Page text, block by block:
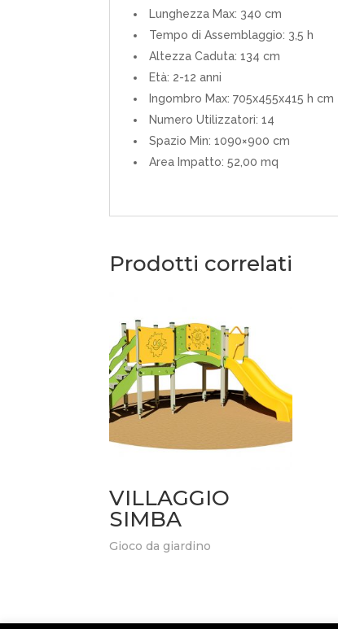
Lunghezza Max: 340 cm
Tempo di Assemblaggio: 3,5 h
Altezza Caduta: 134 cm
Età: 2-12 anni
Ingombro Max: 705x455x415 h cm
Numero Utilizzatori: 14
Spazio Min: 1090×900 cm
Area Impatto: 52,00 mq
Prodotti correlati
VILLAGGIO
SIMBA
Gioco da giardino